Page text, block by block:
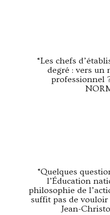
“Les chefs
degré : vers un
professionnel
“Quelques
l’Éducation
philosophie de
suffit pas de
Jean-